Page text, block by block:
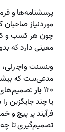
پرسشنامه‌ها و
موردنیاز
چون هر کسب و
معینی دارد که
وینسنت
مدعی‌ست که
۱۲۰بارتصمیم‌های
یا چند جایگزین
فرآیند پر پیچ و
تصمیم‌گیری تا چه